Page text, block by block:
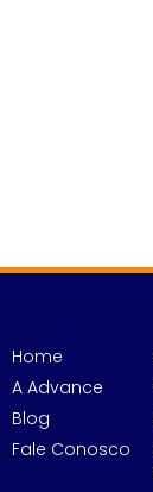
Home
A Advance
Blog
Fale Conosco